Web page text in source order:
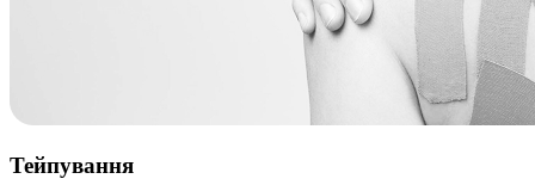
Тейпування